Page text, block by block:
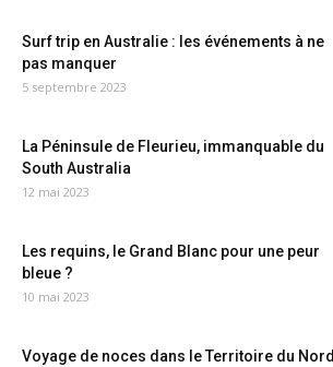
Surf trip en Australie : les événements à ne
pas manquer
5 septembre 2023
La Péninsule de Fleurieu, immanquable du
South Australia
12 mai 2023
Les requins, le Grand Blanc pour une peur
bleue ?
10 mai 2023
Voyage de noces dans le Territoire du Nord